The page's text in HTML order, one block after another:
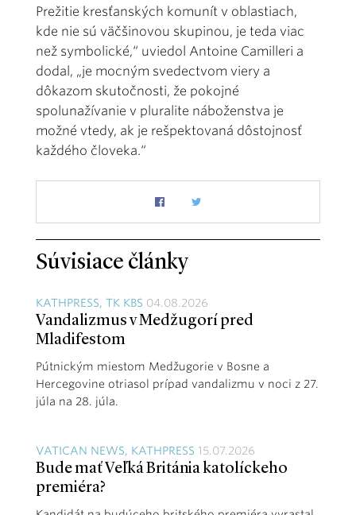
Prežitie kresťanských komunít v oblastiach,
kde nie sú väčšinovou skupinou, je teda viac
než symbolické,“ uviedol Antoine Camilleri a
dodal, „je mocným svedectvom viery a
dôkazom skutočnosti, že pokojné
spolunažívanie v pluralite náboženstva je
možné vtedy, ak je rešpektovaná dôstojnosť
každého človeka.“
Súvisiace články
KATHPRESS, TK KBS 04.08.2026
Vandalizmus v Medžugorí pred
Mladifestom
Pútnickým miestom Medžugorie v Bosne a
Hercegovine otriasol prípad vandalizmu v noci z 27.
júla na 28. júla.
VATICAN NEWS, KATHPRESS 15.07.2026
Bude mať Veľká Británia katolíckeho
premiéra?